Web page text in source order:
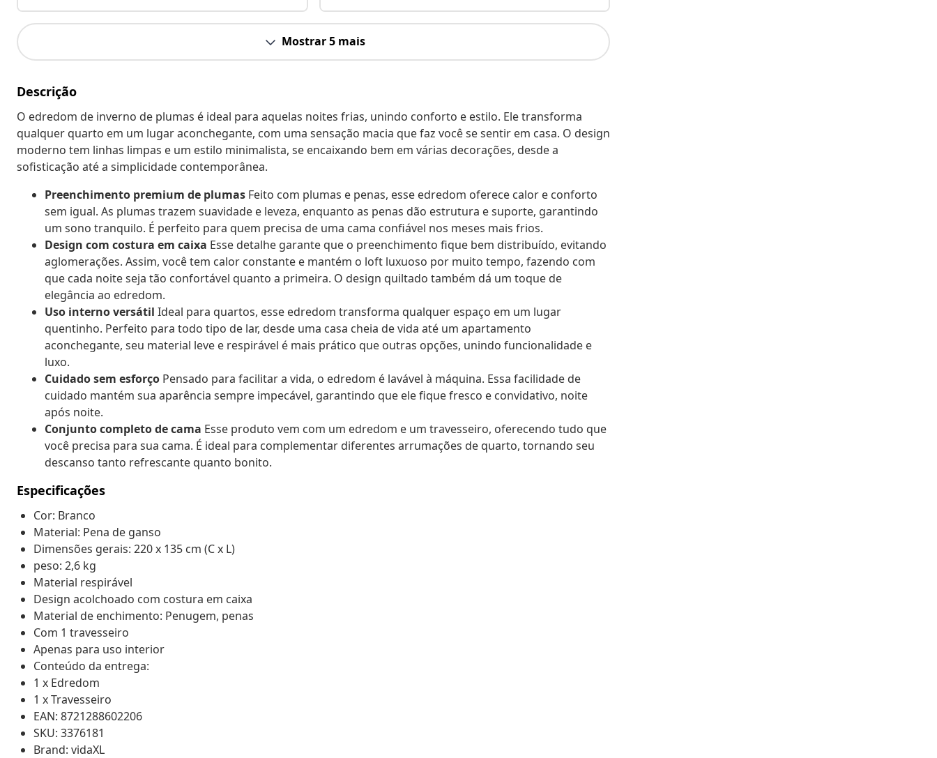
Mostrar 5 mais
Descrição
O edredom de inverno de plumas é ideal para aquelas noites frias, unindo conforto e estilo. Ele transforma
qualquer quarto em um lugar aconchegante, com uma sensação macia que faz você se sentir em casa. O design
moderno tem linhas limpas e um estilo minimalista, se encaixando bem em várias decorações, desde a
sofisticação até a simplicidade contemporânea.
Preenchimento premium de plumas Feito com plumas e penas, esse edredom oferece calor e conforto
sem igual. As plumas trazem suavidade e leveza, enquanto as penas dão estrutura e suporte, garantindo
um sono tranquilo. É perfeito para quem precisa de uma cama confiável nos meses mais frios.
Design com costura em caixa Esse detalhe garante que o preenchimento fique bem distribuído, evitando
aglomerações. Assim, você tem calor constante e mantém o loft luxuoso por muito tempo, fazendo com
que cada noite seja tão confortável quanto a primeira. O design quiltado também dá um toque de
elegância ao edredom.
Uso interno versátil Ideal para quartos, esse edredom transforma qualquer espaço em um lugar
quentinho. Perfeito para todo tipo de lar, desde uma casa cheia de vida até um apartamento
aconchegante, seu material leve e respirável é mais prático que outras opções, unindo funcionalidade e
luxo.
Cuidado sem esforço Pensado para facilitar a vida, o edredom é lavável à máquina. Essa facilidade de
cuidado mantém sua aparência sempre impecável, garantindo que ele fique fresco e convidativo, noite
após noite.
Conjunto completo de cama Esse produto vem com um edredom e um travesseiro, oferecendo tudo que
você precisa para sua cama. É ideal para complementar diferentes arrumações de quarto, tornando seu
descanso tanto refrescante quanto bonito.
Especificações
Cor: Branco
Material: Pena de ganso
Dimensões gerais: 220 x 135 cm (C x L)
peso: 2,6 kg
Material respirável
Design acolchoado com costura em caixa
Material de enchimento: Penugem, penas
Com 1 travesseiro
Apenas para uso interior
Conteúdo da entrega:
1 x Edredom
1 x Travesseiro
EAN: 8721288602206
SKU: 3376181
Brand: vidaXL